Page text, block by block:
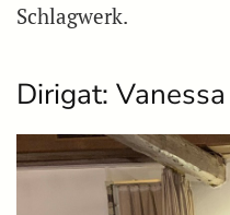
Schlagwerk.
Dirigat: